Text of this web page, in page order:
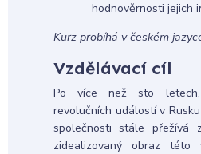
hodnověrnosti jejich
Kurz probíhá v českém
Vzdělávací cíl
Po více než sto
revolučních událostí v
společnosti stále přežívá
zidealizovaný obraz této